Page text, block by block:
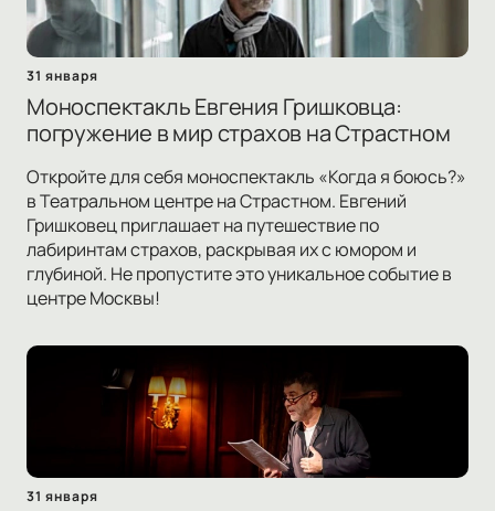
31 января
Моноспектакль Евгения Гришковца:
погружение в мир страхов на Страстном
Откройте для себя моноспектакль «Когда я боюсь?»
в Театральном центре на Страстном. Евгений
Гришковец приглашает на путешествие по
лабиринтам страхов, раскрывая их с юмором и
глубиной. Не пропустите это уникальное событие в
центре Москвы!
31 января